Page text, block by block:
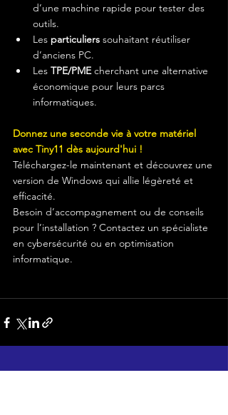
d’une machine rapide pour tester des
outils.
Les particuliers souhaitant réutiliser
d’anciens PC.
Les TPE/PME cherchant une alternative
économique pour leurs parcs
informatiques.
Donnez une seconde vie à votre matériel
avec Tiny11 dès aujourd'hui !
Téléchargez-le maintenant et découvrez une
version de Windows qui allie légèreté et
efficacité.
Besoin d’accompagnement ou de conseils
pour l’installation ? Contactez un spécialiste
en cybersécurité ou en optimisation
informatique.
Voir tout